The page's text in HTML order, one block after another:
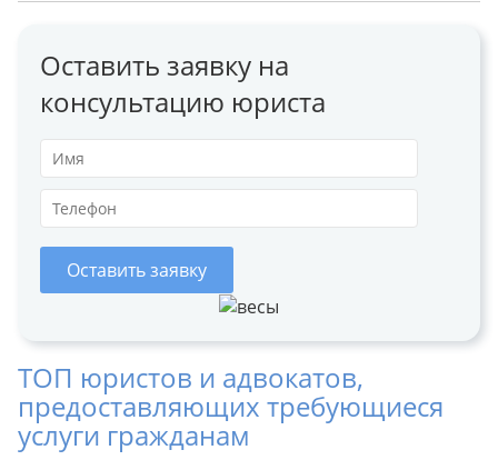
Оставить заявку на
консультацию юриста
Оставить заявку
ТОП юристов и адвокатов,
предоставляющих требующиеся
услуги гражданам